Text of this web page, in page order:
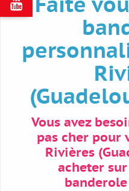

Faite
Vous avez
pas cher pour
Rivières
acheter